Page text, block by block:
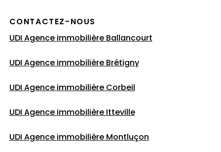
CONTACTEZ-NOUS
UDI Agence immobilière Ballancourt
UDI Agence immobilière Brétigny
UDI Agence immobilière Corbeil
UDI Agence immobilière Itteville
UDI Agence immobilière Montluçon